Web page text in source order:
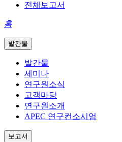
전체보고서
홈
발간물
발간물
세미나
연구원소식
고객마당
연구원소개
APEC 연구컨소시엄
보고서